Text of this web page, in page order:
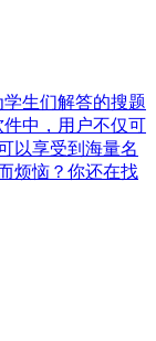
生们解答的搜题
中，用户不仅可
以享受到海量名
烦恼？你还在找